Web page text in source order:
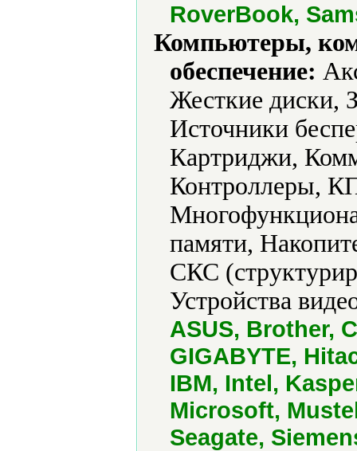
RoverBook,
Компьютеры,
обеспечение:
Жесткие диски,
Источники
Картриджи,
Контроллеры,
памяти,
СКС
Устройства
ASUS, Brother,
GIGABYTE,
IBM, Intel,
Microsoft,
Seagate,